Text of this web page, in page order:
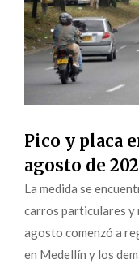
Pico y placa
agosto de
La medida se
carros particulares y
agosto comenzó a
en Medellín y los